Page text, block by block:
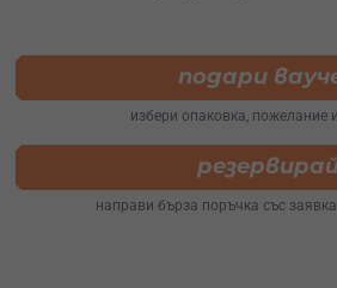
подари
избери опаковка, пожелание
направи бърза поръчка със